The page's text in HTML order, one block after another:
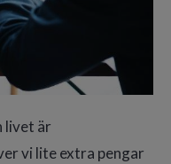
livet är
vi lite extra pengar